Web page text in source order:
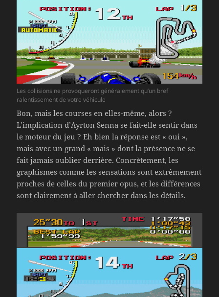
Les collisions ne provoqueront généralement qu’un bref
ralentissement de votre véhicule
Bon, mais les courses en elles-même, alors ?
L’implication d’Ayrton Senna se fait-elle sentir dans
le moteur du jeu ? Eh bien la réponse est « oui »,
mais avec un grand « mais » dont la présence ne se
fait jamais oublier derrière. Concrètement, les
graphismes comme les sensations sont extrêmement
proches de celles du premier opus, et les différences
sont clairement à aller chercher dans les détails.